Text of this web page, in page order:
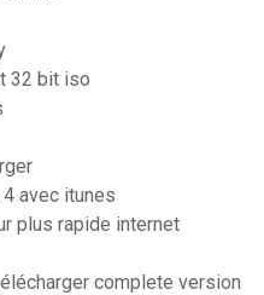
32 bit iso
avec itunes
plus rapide internet
complete version